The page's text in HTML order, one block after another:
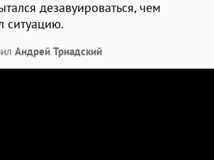
дезавуироваться, чем
ситуацию.
Андрей Триадский